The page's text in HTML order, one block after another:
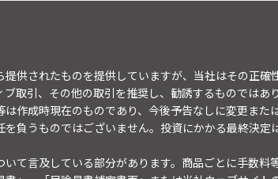
供されたものを提供していますが、当社はその正
取引、その他の取引を推奨し、勧誘するものでは
作成時現在のものであり、今後予告なしに変更また
負うものではございません。投資にかかる最終決
て言及している部分があります。商品ごとに手数料